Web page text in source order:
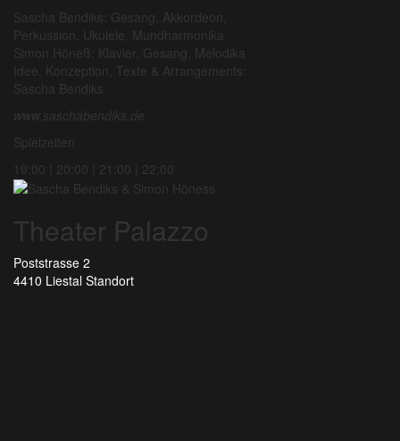
Sascha Bendiks: Gesang, Akkordeon,
Perkussion, Ukulele, Mundharmonika
Simon Höneß: Klavier, Gesang, Melodika
Idee, Konzeption, Texte & Arrangements:
Sascha Bendiks
www.saschabendiks.de
Spielzeiten
19:00 | 20:00 | 21:00 | 22:00
Theater Palazzo
Poststrasse 2
4410 Liestal Standort